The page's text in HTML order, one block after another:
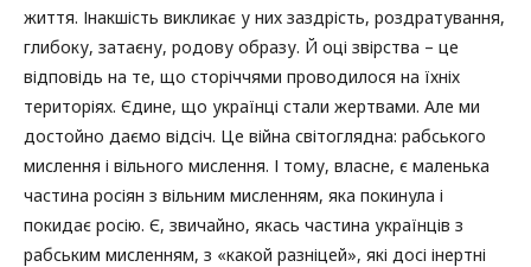
життя. Інакшість викликає у них заздрість, роздратування,
глибоку, затаєну, родову образу. Й оці звірства – це
відповідь на те, що сторіччями проводилося на їхніх
територіях. Єдине, що українці стали жертвами. Але ми
достойно даємо відсіч. Це війна світоглядна: рабського
мислення і вільного мислення. І тому, власне, є маленька
частина росіян з вільним мисленням, яка покинула і
покидає росію. Є, звичайно, якась частина українців з
рабським мисленням, з «какой разніцей», які досі інертні